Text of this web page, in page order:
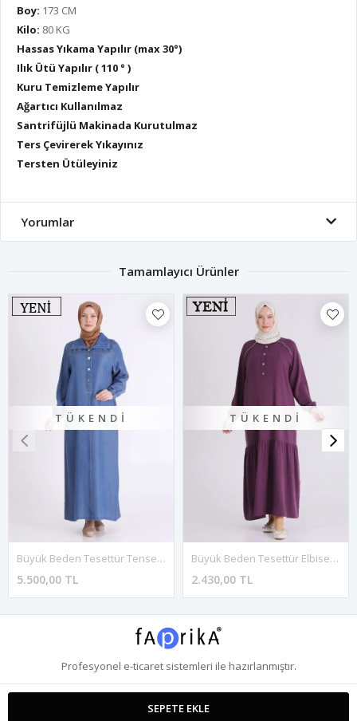
SEPETE EKLE
Boy: 173 CM
Kilo: 80 KG
Hassas Yıkama Yapılır (max 30°)
Ilık Ütü Yapılır ( 110 ° )
Kuru Temizleme Yapılır
Ağartıcı Kullanılmaz
Santrifüjlü Makinada Kurutulmaz
Ters Çevirerek Yıkayınız
Tersten Ütüleyiniz
Yorumlar
Tamamlayıcı Ürünler
TÜKENDI
Büyük Beden Tesettür Tensel Kot Elbise 75013 Koyu Mavi
5.500,00 TL
TÜKENDI
Büyük Beden Tesettür Elbise 7525 Vişne
2.430,00 TL
Profesyonel e-ticaretsistemleri ile hazırlanmıştır.